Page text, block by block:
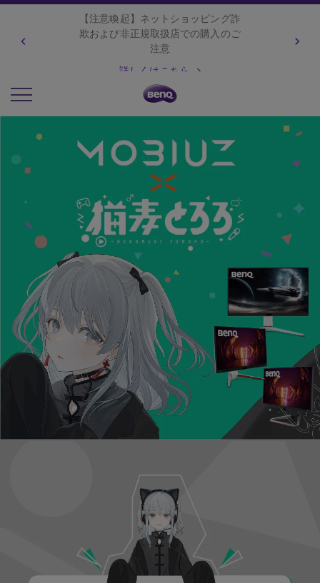
【出荷遅延のお知らせ】8月7日
（金）午前8時以降ご注文いただいた
商品は8月17日（月）以降に順次対応
させていただきます。
詳しくはこちら